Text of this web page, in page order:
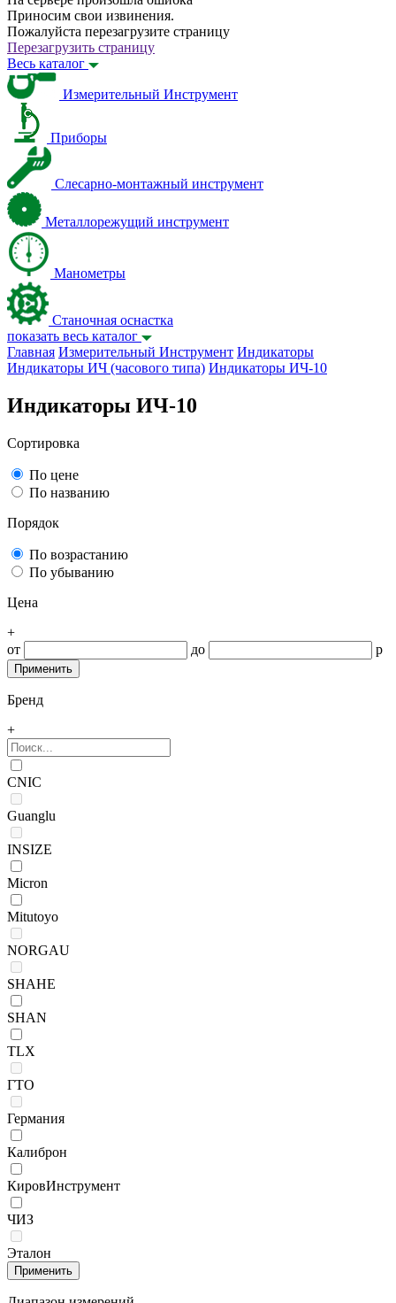
Приносим свои извинения.
Пожалуйста перезагрузите страницу
Перезагрузить страницу
Весь каталог
Измерительный Инструмент
Приборы
Слесарно-монтажный инструмент
Металлорежущий инструмент
Манометры
Станочная оснастка
показать весь каталог
Главная Измерительный Инструмент Индикаторы
Индикаторы ИЧ (часового типа) Индикаторы ИЧ-10
Индикаторы ИЧ-10
Сортировка
По цене
По названию
Порядок
По возрастанию
По убыванию
Цена
+
от
до р
Бренд
+
CNIC
Guanglu
INSIZE
Micron
Mitutoyo
NORGAU
SHAHE
SHAN
TLX
ГТО
Германия
Калиброн
КировИнструмент
ЧИЗ
Эталон